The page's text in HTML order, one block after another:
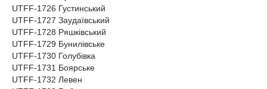
UTFF-1726 Густинський
UTFF-1727 Заудаївський
UTFF-1728 Ряшківський
UTFF-1729 Бунилівське
UTFF-1730 Голубівка
UTFF-1731 Боярське
UTFF-1732 Левен